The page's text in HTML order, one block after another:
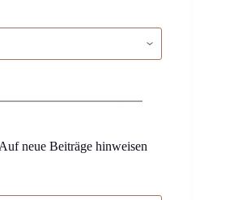
neue Beiträge hinweisen